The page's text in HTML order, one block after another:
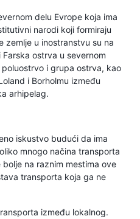
delu Evrope koja ima
narodi koji formiraju
zemlje u inostranstvu su na
ostrva u severnom
i grupa ostrva, kao
i Borholmu između
arhipelag.
iskustvo budući da ima
mnogo načina transporta
na raznim mestima ove
transporta koja ga ne
između lokalnog.